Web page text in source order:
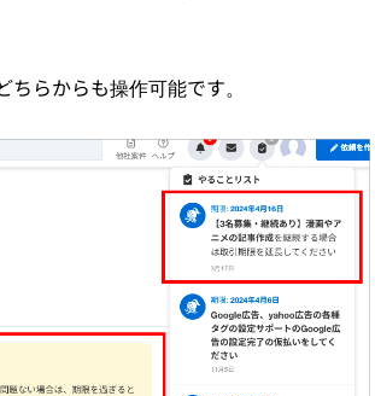
らからも操作可能です。